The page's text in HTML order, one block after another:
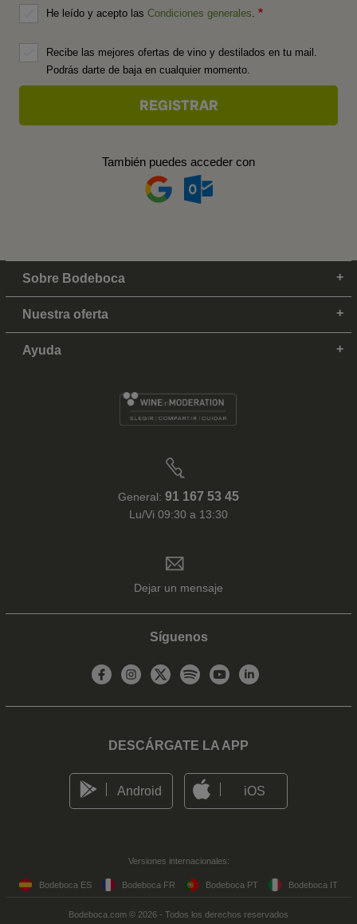
He leído y acepto las Condiciones generales
Recibe las mejores ofertas de vino y destilados en tu mail.
Podrás darte de baja en cualquier momento.
También puedes acceder con
Sobre Bodeboca
Nuestra oferta
Ayuda
General: 91 167 53 45
Lu/Vi 09:30 a 13:30
Dejar un mensaje
Síguenos
DESCÁRGATE LA APP
Android iOS
Versiones internacionales:
Bodeboca ES Bodeboca FR Bodeboca PT Bodeboca IT
Bodeboca.com © 2026 - Todos los derechos reservados